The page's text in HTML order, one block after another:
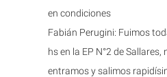
en condiciones
Fabián Perugini: Fuimos
hs en la EP N°2 de Sallares,
entramos y salimos